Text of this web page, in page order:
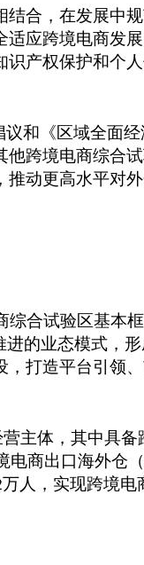
合，在发展中
应跨境电商发
产权保护和个
议和《区域全面
跨境电商综合
动更高水平对外
综合试验区基本
进的业态模式，
打造平台引领
主体，其中具
电商出口海外仓
万人，实现跨境电